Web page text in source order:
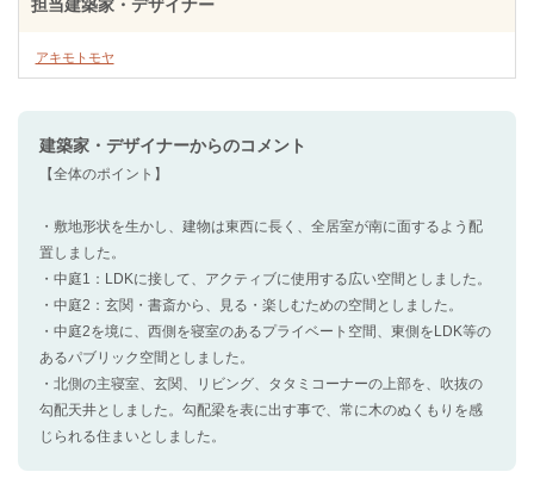
担当建築家・デザイナー
アキモトモヤ
建築家・デザイナーからのコメント
【全体のポイント】
・敷地形状を生かし、建物は東西に長く、全居室が南に面するよう配
置しました。
・中庭1：LDKに接して、アクティブに使用する広い空間としました。
・中庭2：玄関・書斎から、見る・楽しむための空間としました。
・中庭2を境に、西側を寝室のあるプライベート空間、東側をLDK等の
あるパブリック空間としました。
・北側の主寝室、玄関、リビング、タタミコーナーの上部を、吹抜の
勾配天井としました。勾配梁を表に出す事で、常に木のぬくもりを感
じられる住まいとしました。